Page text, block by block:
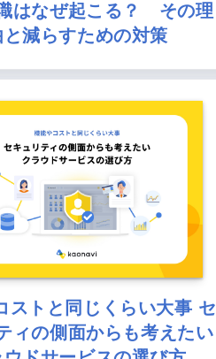
はなぜ起こる？ その理
と減らすための対策
ストと同じくらい大事 セ
ィの側面からも考えたい